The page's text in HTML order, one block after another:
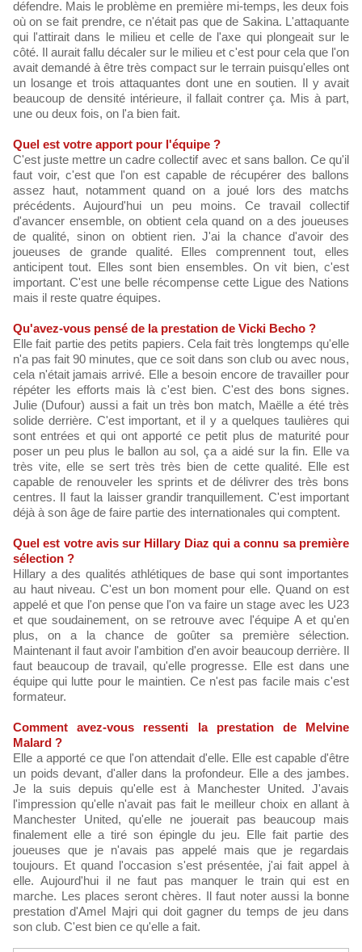
défendre. Mais le problème en première mi-temps, les deux fois
où on se fait prendre, ce n'était pas que de Sakina. L'attaquante
qui l'attirait dans le milieu et celle de l'axe qui plongeait sur le
côté. Il aurait fallu décaler sur le milieu et c'est pour cela que l'on
avait demandé à être très compact sur le terrain puisqu'elles ont
un losange et trois attaquantes dont une en soutien. Il y avait
beaucoup de densité intérieure, il fallait contrer ça. Mis à part,
une ou deux fois, on l'a bien fait.
Quel est votre apport pour l'équipe ?
C'est juste mettre un cadre collectif avec et sans ballon. Ce qu'il
faut voir, c'est que l'on est capable de récupérer des ballons
assez haut, notamment quand on a joué lors des matchs
précédents. Aujourd'hui un peu moins. Ce travail collectif
d'avancer ensemble, on obtient cela quand on a des joueuses
de qualité, sinon on obtient rien. J'ai la chance d'avoir des
joueuses de grande qualité. Elles comprennent tout, elles
anticipent tout. Elles sont bien ensembles. On vit bien, c'est
important. C'est une belle récompense cette Ligue des Nations
mais il reste quatre équipes.
Qu'avez-vous pensé de la prestation de Vicki Becho ?
Elle fait partie des petits papiers. Cela fait très longtemps qu'elle
n'a pas fait 90 minutes, que ce soit dans son club ou avec nous,
cela n'était jamais arrivé. Elle a besoin encore de travailler pour
répéter les efforts mais là c'est bien. C'est des bons signes.
Julie (Dufour) aussi a fait un très bon match, Maëlle a été très
solide derrière. C'est important, et il y a quelques taulières qui
sont entrées et qui ont apporté ce petit plus de maturité pour
poser un peu plus le ballon au sol, ça a aidé sur la fin. Elle va
très vite, elle se sert très très bien de cette qualité. Elle est
capable de renouveler les sprints et de délivrer des très bons
centres. Il faut la laisser grandir tranquillement. C'est important
déjà à son âge de faire partie des internationales qui comptent.
Quel est votre avis sur Hillary Diaz qui a connu sa première
sélection ?
Hillary a des qualités athlétiques de base qui sont importantes
au haut niveau. C'est un bon moment pour elle. Quand on est
appelé et que l'on pense que l'on va faire un stage avec les U23
et que soudainement, on se retrouve avec l'équipe A et qu'en
plus, on a la chance de goûter sa première sélection.
Maintenant il faut avoir l'ambition d'en avoir beaucoup derrière. Il
faut beaucoup de travail, qu'elle progresse. Elle est dans une
équipe qui lutte pour le maintien. Ce n'est pas facile mais c'est
formateur.
Comment avez-vous ressenti la prestation de Melvine
Malard ?
Elle a apporté ce que l'on attendait d'elle. Elle est capable d'être
un poids devant, d'aller dans la profondeur. Elle a des jambes.
Je la suis depuis qu'elle est à Manchester United. J'avais
l'impression qu'elle n'avait pas fait le meilleur choix en allant à
Manchester United, qu'elle ne jouerait pas beaucoup mais
finalement elle a tiré son épingle du jeu. Elle fait partie des
joueuses que je n'avais pas appelé mais que je regardais
toujours. Et quand l'occasion s'est présentée, j'ai fait appel à
elle. Aujourd'hui il ne faut pas manquer le train qui est en
marche. Les places seront chères. Il faut noter aussi la bonne
prestation d'Amel Majri qui doit gagner du temps de jeu dans
son club. C'est bien ce qu'elle a fait.